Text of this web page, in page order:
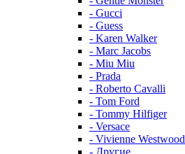
- Gucci
- Guess
- Karen Walker
- Marc Jacobs
- Miu Miu
- Prada
- Roberto Cavalli
- Tom Ford
- Tommy Hilfiger
- Versace
- Vivienne Westwood
- Другие